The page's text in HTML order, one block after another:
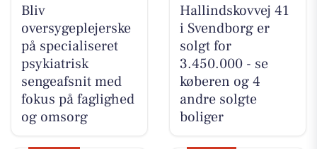
Bliv
oversygeplejerske
på specialiseret
psykiatrisk
sengeafsnit med
fokus på faglighed
og omsorg
Hallindskovvej 41
i Svendborg er
solgt for
3.450.000 - se
køberen og 4
andre solgte
boliger